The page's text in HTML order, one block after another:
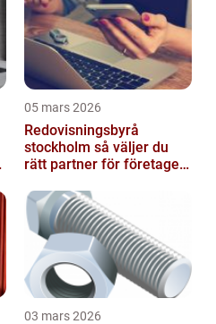
05 mars 2026
Redovisningsbyrå
stockholm så väljer du
rätt partner för företagets
03 mars 2026